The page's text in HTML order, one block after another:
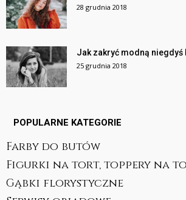
28 grudnia 2018
Jak zakryć modną niegdyś
25 grudnia 2018
POPULARNE KATEGORIE
Farby do butów
Figurki na tort, toppery na
Gąbki florystyczne